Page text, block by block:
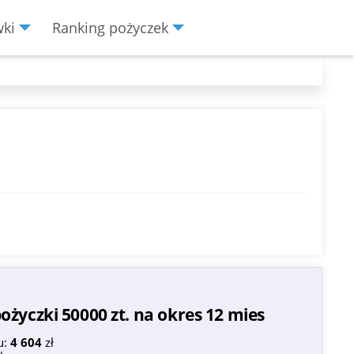
Ranking pożyczek
50000 zt. na okres 12 mies
4 604 zł